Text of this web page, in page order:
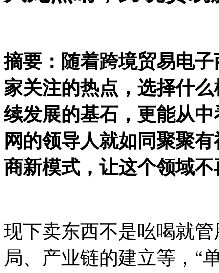
摘要：随着跨境贸易电
家关注的热点，选择什
续发展的基石，更能从
网的领导人就如同聚聚
商新模式，让这个领域
现下卖东西不是吆喝就
局、产业链的建立等，“